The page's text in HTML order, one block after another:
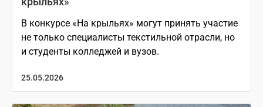
В конкурсе «На крыльях» могут принять участие
не только специалисты текстильной отрасли, но
и студенты колледжей и вузов.
25.05.2026